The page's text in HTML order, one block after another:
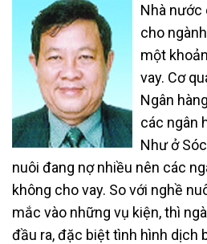
Nhà nước
cho
một
vay. Cơ
Ngân
các ngân
Như ở
nuôi đang nợ nhiều nên các
không cho vay. So với nghề
mắc vào những vụ kiện, thì
đầu ra, đặc biệt tình hình dịch